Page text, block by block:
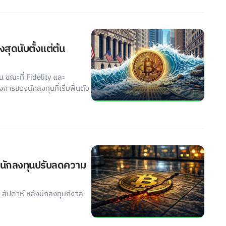
งสุดนับตั้งแต่ต้น
ขณะที่ Fidelity และ
การของนักลงทุนที่เริ่มฟื้นตัว
กลงทุนปรับลดความ
ปดาห์ หลังนักลงทุนกังวล